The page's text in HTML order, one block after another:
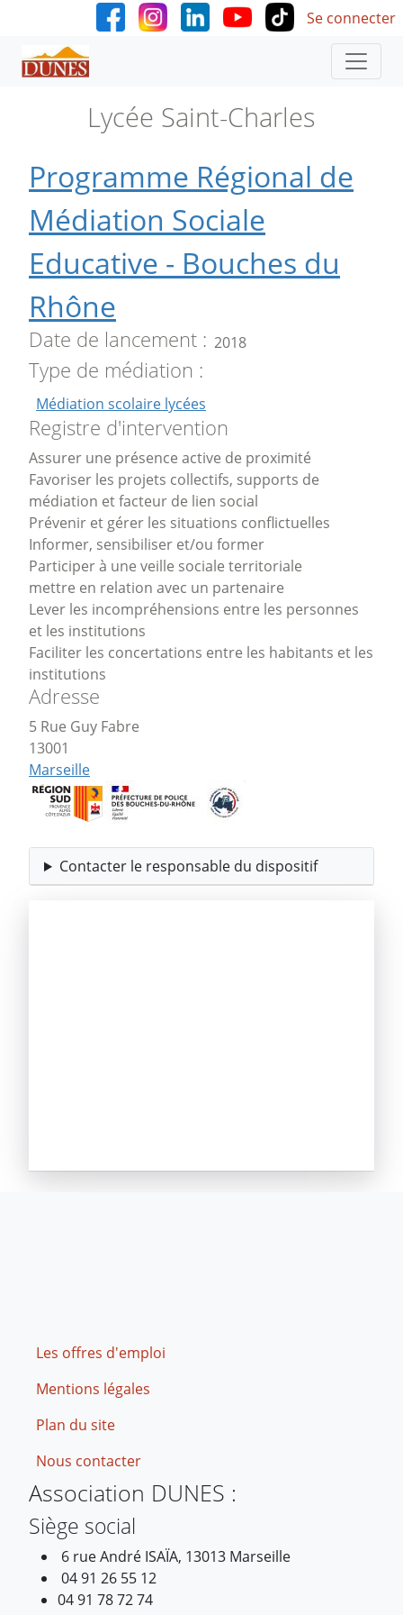
Aller au contenu principal User
Se connecter
Lycée Saint-Charles
Programme Régional de
Médiation Sociale
Educative - Bouches du
Rhône
Date de lancement 2018
Type de médiation
Médiation scolaire lycées
Registre d'intervention
Assurer une présence active de proximité
Favoriser les projets collectifs, supports de
médiation et facteur de lien social
Prévenir et gérer les situations conflictuelles
Informer, sensibiliser et/ou former
Participer à une veille sociale territoriale
mettre en relation avec un partenaire
Lever les incompréhensions entre les personnes
et les institutions
Faciliter les concertations entre les habitants et les
institutions
Adresse
5 Rue Guy Fabre
13001
Marseille
Contacter le responsable du dispositif
Footer
Les offres d'emploi
Mentions légales
Plan du site
Nous contacter
Association DUNES :
Siège social
6 rue André ISAÏA, 13013 Marseille
04 91 26 55 12
04 91 78 72 74